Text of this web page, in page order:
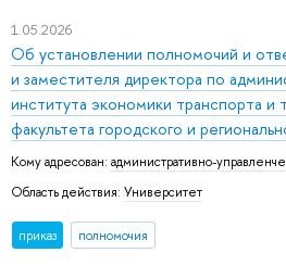
1.05.2026
Об установлении полномочий и
и заместителя директора по
института экономики транспорта и
факультета городского и
Кому адресован: административно-
Область действия: Университет
приказ полномочия